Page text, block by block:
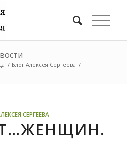
/ Блог Алексея Сергеева /
СЕРГЕЕВА